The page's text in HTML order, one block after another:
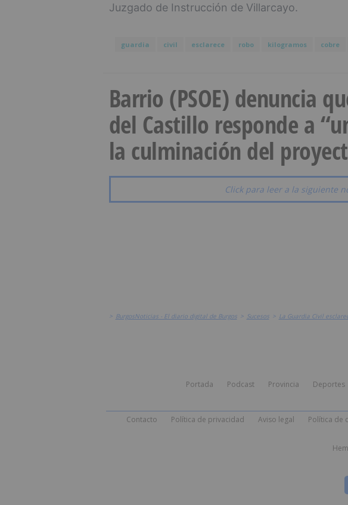
Juzgado de Instrucción de Villarcayo.
guardia civil esclarece robo kilogramos cobre
Barrio (PSOE) denuncia
del Castillo responde a
la culminación del
Click para leer a la siguiente
> BurgosNoticias - El diario digital de Burgos > Sucesos > La Guardia Civil
Portada Podcast Provincia Deportes
Contacto Política de privacidad Aviso legal Política de